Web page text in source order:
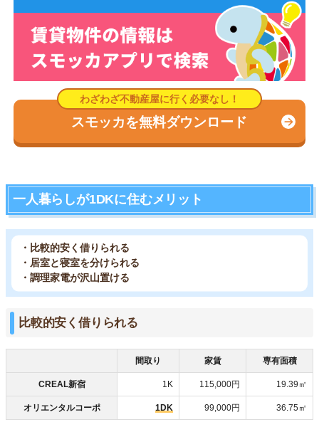
スモッカを無料ダウンロード
一人暮らしが1DKに住むメリット
・比較的安く借りられる
・居室と寝室を分けられる
・調理家電が沢山置ける
比較的安く借りられる
間取り 家賃 専有面積
CREAL新宿 1K 115,000円 19.39㎡
オリエンタルコーポ 1DK 99,000円 36.75㎡